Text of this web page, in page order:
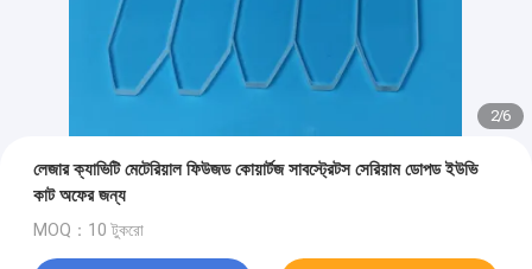
2/6
লেজার ক্যাভিটি মেটেরিয়াল ফিউজড কোয়ার্টজ সাবস্ট্রেটস সেরিয়াম ডোপড ইউভি
কাট অফের জন্য
MOQ：10 টুকরো